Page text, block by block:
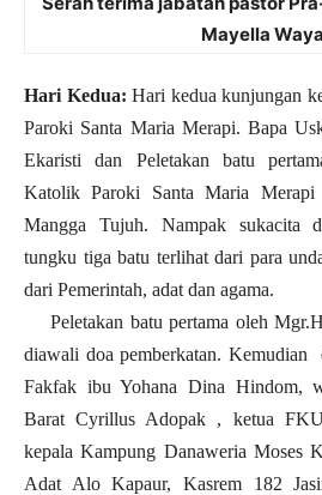
Mayella
Hari Kedua: Hari kedua kunjungan
Paroki Santa Maria Merapi. Bapa
Ekaristi dan Peletakan batu
Katolik Paroki Santa Maria
Mangga Tujuh. Nampak sukacita
tungku tiga batu terlihat dari para
dari Pemerintah, adat dan agama.
Peletakan batu pertama oleh
diawali doa pemberkatan.
Fakfak ibu Yohana Dina Hindom,
Barat Cyrillus Adopak , ketua
kepala Kampung Danaweria Moses
Adat Alo Kapaur, Kasrem 182